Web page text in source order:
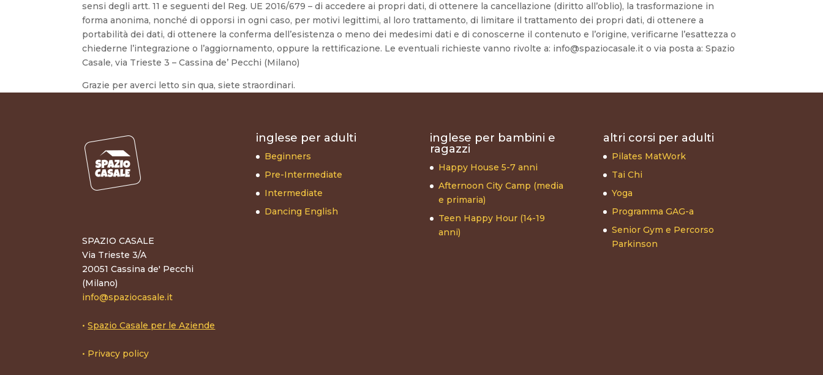
sensi degli artt. 11 e seguenti del Reg. UE 2016/679 – di accedere ai propri dati, di ottenere la cancellazione (diritto all’oblio), la trasformazione in
forma anonima, nonché di opporsi in ogni caso, per motivi legittimi, al loro trattamento, di limitare il trattamento dei propri dati, di ottenere a
portabilità dei dati, di ottenere la conferma dell’esistenza o meno dei medesimi dati e di conoscerne il contenuto e l’origine, verificarne l’esattezza o
chiederne l’integrazione o l’aggiornamento, oppure la rettificazione. Le eventuali richieste vanno rivolte a: info@spaziocasale.it o via posta a: Spazio
Casale, via Trieste 3 – Cassina de’ Pecchi (Milano)
Grazie per averci letto sin qua, siete straordinari.
SPAZIO CASALE
Via Trieste 3/A
20051 Cassina de' Pecchi
(Milano)
info@spaziocasale.it
•Spazio Casale per le Aziende
• Privacy policy
inglese per adulti
Beginners
Pre-Intermediate
Intermediate
Dancing English
inglese per bambini e
ragazzi
Happy House 5-7 anni
Afternoon City Camp (media
e primaria)
Teen Happy Hour (14-19
anni)
altri corsi per adulti
Pilates MatWork
Tai Chi
Yoga
Programma GAG-a
Senior Gym e Percorso
Parkinson